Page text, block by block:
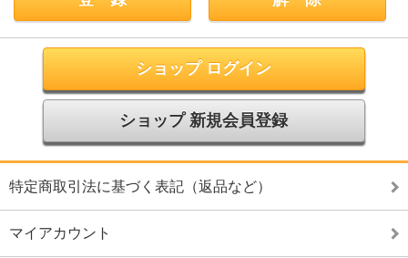
ショップ ログイン
ショップ 新規会員登録
特定商取引法に基づく表記（返品など）
マイアカウント